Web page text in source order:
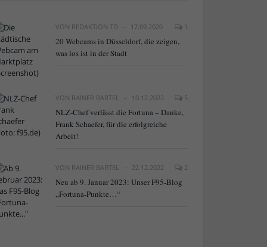
VON REDAKTION TD 17.09.2020 1
20 Webcams in Düsseldorf, die zeigen,
was los ist in der Stadt
VON RAINER BARTEL 10.12.2022 5
NLZ-Chef verlässt die Fortuna – Danke,
Frank Schaefer, für die erfolgreiche
Arbeit!
VON RAINER BARTEL 22.12.2022 2
Neu ab 9. Januar 2023: Unser F95-Blog
„Fortuna-Punkte…“